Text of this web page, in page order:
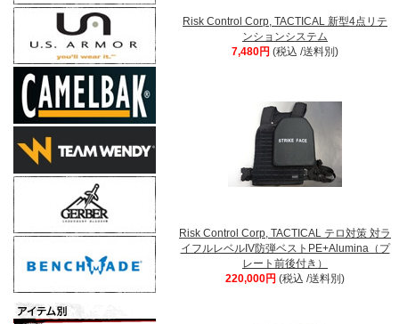
Risk Control Corp, TACTICAL 新型4点リテ
ンションシステム
7,480円 (税込 /送料別)
Risk Control Corp, TACTICAL テロ対策 対ラ
イフルレベルIV防弾ベストPE+Alumina（プ
レート前後付き）
220,000円 (税込 /送料別)